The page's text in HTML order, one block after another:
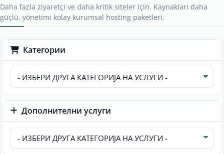
Daha fazla ziyaretçi ve daha kritik siteler için. Kaynakları daha
güçlü, yönetimi kolay kurumsal hosting paketleri.
Категории
Дополнителни услуги